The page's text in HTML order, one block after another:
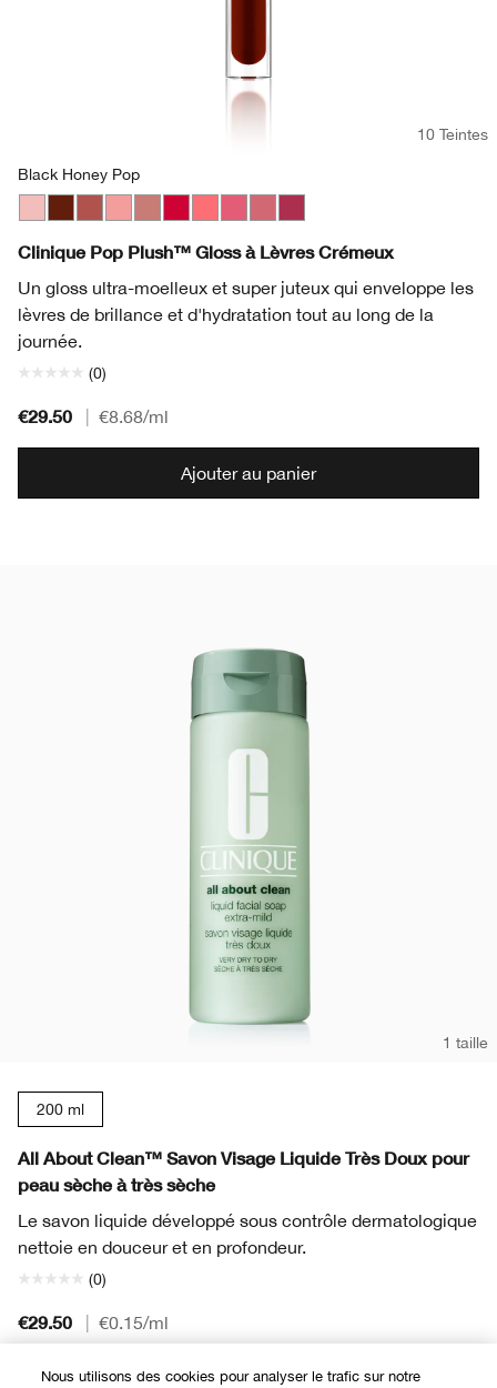
10 Teintes
Black Honey Pop
Clinique Pop Plush™ Gloss à Lèvres Crémeux
Un gloss ultra-moelleux et super juteux qui enveloppe les
lèvres de brillance et d'hydratation tout au long de la
journée.
(0)
€29.50 €8.68/ml
Ajouter au panier
1 taille
200 ml
All About Clean™ Savon Visage Liquide Très Doux pour
peau sèche à très sèche
Le savon liquide développé sous contrôle dermatologique
nettoie en douceur et en profondeur.
(0)
€29.50 €0.15/ml
Ajouter au panier
Nous utilisons des cookies pour analyser le trafic sur notre